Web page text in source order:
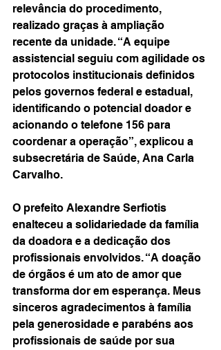
relevância do procedimento,
realizado graças à ampliação
recente da unidade. “A equipe
assistencial seguiu com agilidade os
protocolos institucionais definidos
pelos governos federal e estadual,
identificando o potencial doador e
acionando o telefone 156 para
coordenar a operação”, explicou a
subsecretária de Saúde, Ana Carla
Carvalho.
O prefeito Alexandre Serfiotis
enalteceu a solidariedade da família
da doadora e a dedicação dos
profissionais envolvidos. “A doação
de órgãos é um ato de amor que
transforma dor em esperança. Meus
sinceros agradecimentos à família
pela generosidade e parabéns aos
profissionais de saúde por sua